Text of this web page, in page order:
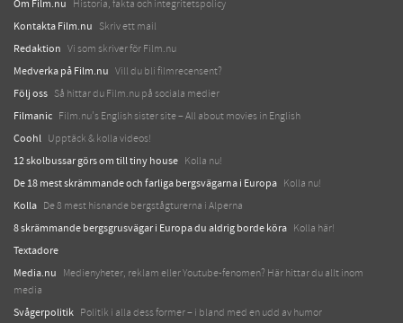
Om Film.nu Historia, fakta och integritetspolicy
Kontakta Film.nu Skriv ett mail
Redaktion Vi som skriver för Film.nu
Medverka på Film.nu Vill du bli filmrecensent?
Följ oss Så hittar du Film.nu på sociala medier
Filmanic Film.nu's English sister site – All about movies in English
Coohl Upptäck & kolla videos!
12 skolbussar görs om till tiny house Kolla nu!
De 18 mest skrämmande och farliga bergsvägarna i Europa Kolla nu!
Kolla De 8 mest hisnande bergstågturerna i Alperna
8 skrämmande bergsgrusvägar i Europa du aldrig borde köra Kolla här!
Textadore
Media.nu
Medienyheter, reklam eller Youtube-fenomen? Här hittar du allt inom
media
Svågerpolitik Politik i alla dess former – i bland med en udd av humor